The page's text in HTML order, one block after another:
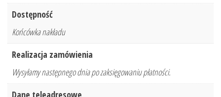
Dostępność
Końcówka nakładu
Realizacja zamówienia
Wysyłamy następnego dnia po zaksięgowaniu płatności.